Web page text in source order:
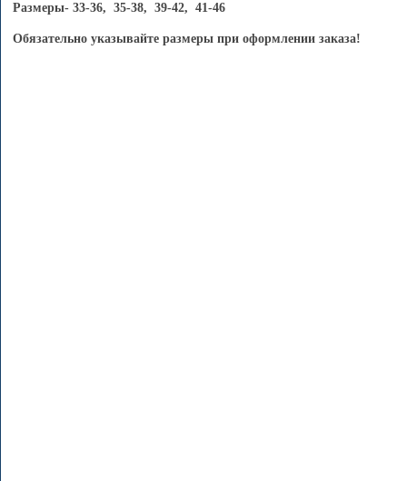
Размеры- 33-36, 35-38, 39-42, 41-46
Обязательно указывайте размеры при оформлении заказа!